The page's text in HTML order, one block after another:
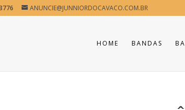
ANUNCIE@JUNNIORDOCAVACO.COM.BR
HOME BANDAS